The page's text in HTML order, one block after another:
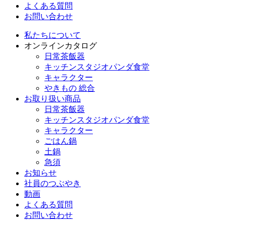
よくある質問
お問い合わせ
私たちについて
オンラインカタログ
日常茶飯器
キッチンスタジオパンダ食堂
キャラクター
やきもの 総合
お取り扱い商品
日常茶飯器
キッチンスタジオパンダ食堂
キャラクター
ごはん鍋
土鍋
急須
お知らせ
社員のつぶやき
動画
よくある質問
お問い合わせ